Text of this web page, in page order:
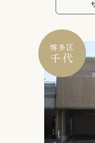
博多区
千代